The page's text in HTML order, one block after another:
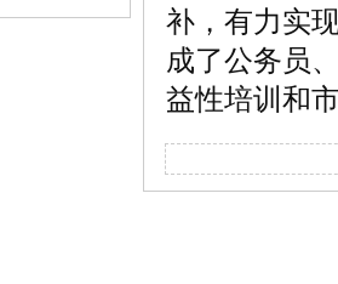
补，有力实
成了公务员
益性培训和